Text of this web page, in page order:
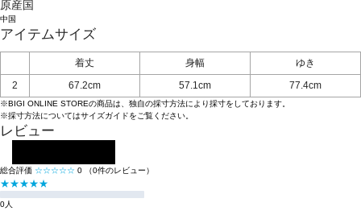
原産国
中国
アイテムサイズ
着丈 身幅
ゆき
2
67.2cm 57.1cm 77.4cm
※BIGI ONLINE STOREの商品は、独自の採寸方法により採寸をしております。
※採寸方法についてはサイズガイドをご覧ください。
レビュー
総合評価 ☆☆☆☆☆ 0 （0件のレビュー）
★★★★★
0人